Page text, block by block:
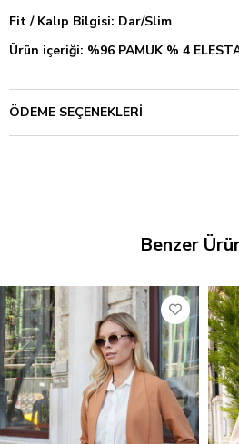
Fit / Kalıp Bilgisi: Dar/Slim
Ürün içeriği: %96 PAMUK % 4
ÖDEME SEÇENEKLERI
Benzer